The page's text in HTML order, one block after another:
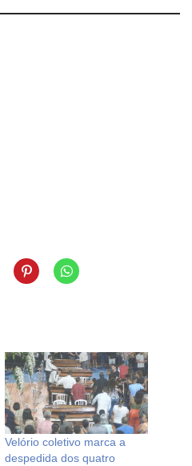
Velório coletivo marca a
despedida dos quatro